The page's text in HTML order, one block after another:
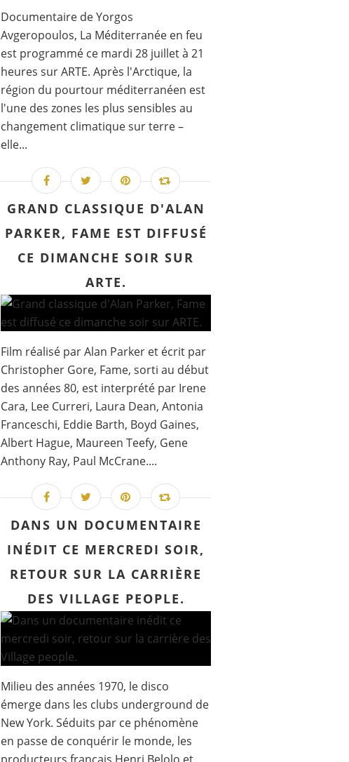
Documentaire de Yorgos
Avgeropoulos, La Méditerranée en feu
est programmé ce mardi 28 juillet à 21
heures sur ARTE. Après l'Arctique, la
région du pourtour méditerranéen est
l'une des zones les plus sensibles au
changement climatique sur terre –
elle...
GRAND CLASSIQUE D'ALAN
PARKER, FAME EST DIFFUSÉ
CE DIMANCHE SOIR SUR
ARTE.
Film réalisé par Alan Parker et écrit par
Christopher Gore, Fame, sorti au début
des années 80, est interprété par Irene
Cara, Lee Curreri, Laura Dean, Antonia
Franceschi, Eddie Barth, Boyd Gaines,
Albert Hague, Maureen Teefy, Gene
Anthony Ray, Paul McCrane....
DANS UN DOCUMENTAIRE
INÉDIT CE MERCREDI SOIR,
RETOUR SUR LA CARRIÈRE
DES VILLAGE PEOPLE.
Milieu des années 1970, le disco
émerge dans les clubs underground de
New York. Séduits par ce phénomène
en passe de conquérir le monde, les